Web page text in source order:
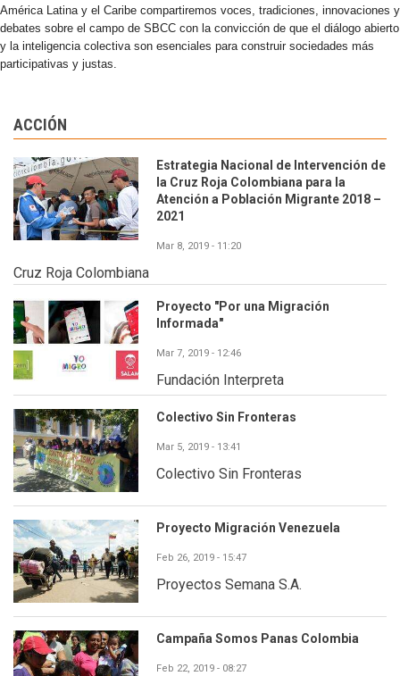
América Latina y el Caribe compartiremos voces, tradiciones, innovaciones y
debates sobre el campo de SBCC con la convicción de que el diálogo abierto
y la inteligencia colectiva son esenciales para construir sociedades más
participativas y justas.
ACCIÓN
Estrategia Nacional de Intervención de
la Cruz Roja Colombiana para la
Atención a Población Migrante 2018 –
2021
Mar 8, 2019 - 11:20
Cruz Roja Colombiana
Proyecto "Por una Migración
Informada"
Mar 7, 2019 - 12:46
Fundación Interpreta
Colectivo Sin Fronteras
Mar 5, 2019 - 13:41
Colectivo Sin Fronteras
Proyecto Migración Venezuela
Feb 26, 2019 - 15:47
Proyectos Semana S.A.
Campaña Somos Panas Colombia
Feb 22, 2019 - 08:27